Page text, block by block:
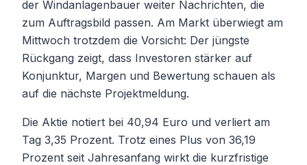
der Windanlagenbauer weiter Nachrichten, die
zum Auftragsbild passen. Am Markt überwiegt am
Mittwoch trotzdem die Vorsicht: Der jüngste
Rückgang zeigt, dass Investoren stärker auf
Konjunktur, Margen und Bewertung schauen als
auf die nächste Projektmeldung.
Die Aktie notiert bei 40,94 Euro und verliert am
Tag 3,35 Prozent. Trotz eines Plus von 36,19
Prozent seit Jahresanfang wirkt die kurzfristige